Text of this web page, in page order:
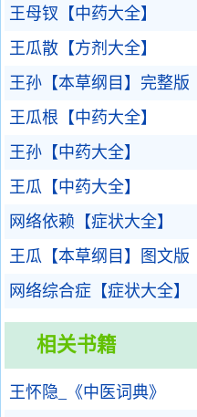
王母钗【中药大全】
王瓜散【方剂大全】
王孙【本草纲目】完整版
王瓜根【中药大全】
王孙【中药大全】
王瓜【中药大全】
网络依赖【症状大全】
王瓜【本草纲目】图文版
网络综合症【症状大全】
相关书籍
王怀隐_《中医词典》